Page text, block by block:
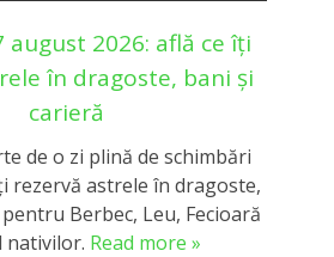
august 2026: află ce îți
în dragoste, bani și
carieră
de o zi plină de schimbări
rezervă astrele în dragoste,
Berbec, Leu, Fecioară
nativilor. Read more »